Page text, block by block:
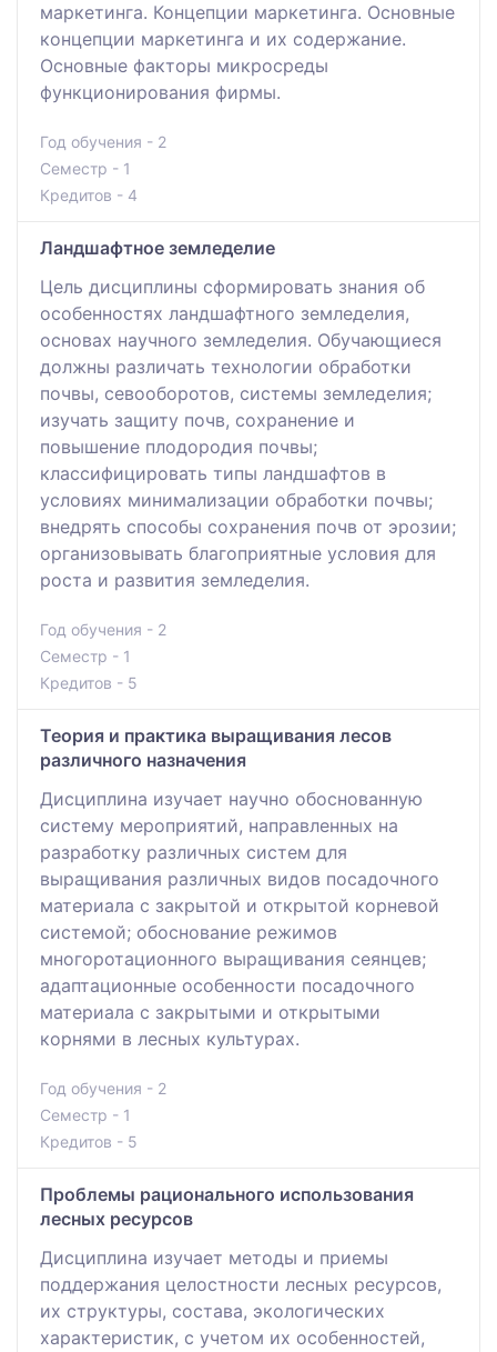
маркетинга. Концепции маркетинга. Основные
концепции маркетинга и их содержание.
Основные факторы микросреды
функционирования фирмы.
Год обучения - 2
Семестр - 1
Кредитов - 4
Ландшафтное земледелие
Цель дисциплины сформировать знания об
особенностях ландшафтного земледелия,
основах научного земледелия. Обучающиеся
должны различать технологии обработки
почвы, севооборотов, системы земледелия;
изучать защиту почв, сохранение и
повышение плодородия почвы;
классифицировать типы ландшафтов в
условиях минимализации обработки почвы;
внедрять способы сохранения почв от эрозии;
организовывать благоприятные условия для
роста и развития земледелия.
Год обучения - 2
Семестр - 1
Кредитов - 5
Теория и практика выращивания лесов
различного назначения
Дисциплина изучает научно обоснованную
систему мероприятий, направленных на
разработку различных систем для
выращивания различных видов посадочного
материала с закрытой и открытой корневой
системой; обоснование режимов
многоротационного выращивания сеянцев;
адаптационные особенности посадочного
материала с закрытыми и открытыми
корнями в лесных культурах.
Год обучения - 2
Семестр - 1
Кредитов - 5
Проблемы рационального использования
лесных ресурсов
Дисциплина изучает методы и приемы
поддержания целостности лесных ресурсов,
их структуры, состава, экологических
характеристик, с учетом их особенностей,